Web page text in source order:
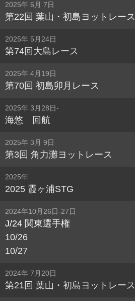
2025年 6月 7日
第22回 葉山・初島ヨットレース
2025年 5月24日
第74回大島レース
2025年 4月19日
第70回 初島卯月レース
2025年 3月28日-
海悠 回航
2025年 3月 9日
第3回 角力灘ヨットレース
2025年
2025 霞ヶ浦STG
2024年10月26日-27日
J/24 関東選手権
10/26
10/27
2024年 7月20日
第21回 葉山・初島ヨットレース